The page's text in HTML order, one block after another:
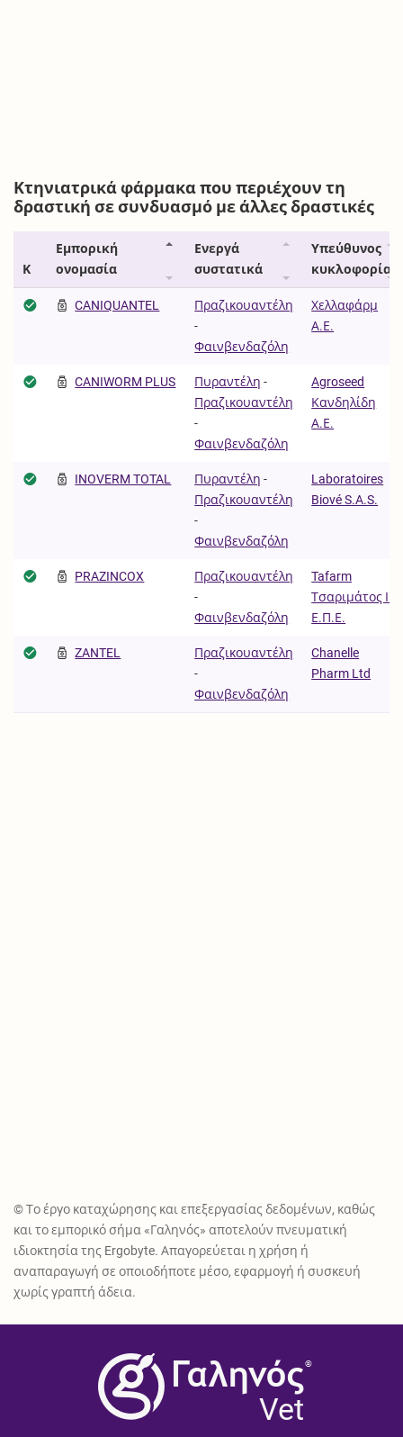
Κτηνιατρικά φάρμακα που περιέχουν τη
δραστική σε συνδυασμό με άλλες δραστικές
Κ
Εμπορική
ονομασία
Ενεργά
συστατικά
Υπεύθυνος
κυκλοφορίας
CANIQUANTEL
Πραζικουαντέλη
-
Φαινβενδαζόλη
Χελλαφάρμ
Α.Ε.
CANIWORM PLUS Πυραντέλη -
Πραζικουαντέλη
-
Φαινβενδαζόλη
Agroseed
Κανδηλίδη
Α.Ε.
INOVERM TOTAL Πυραντέλη -
Πραζικουαντέλη
-
Φαινβενδαζόλη
Laboratoires
Biové S.A.S.
PRAZINCOX
Πραζικουαντέλη
-
Φαινβενδαζόλη
Tafarm
Τσαριμάτος Ι.
Ε.Π.Ε.
ZANTEL
Πραζικουαντέλη
-
Φαινβενδαζόλη
Chanelle
Pharm Ltd
© Το έργο καταχώρησης και επεξεργασίας δεδομένων, καθώς
και το εμπορικό σήμα «Γαληνός» αποτελούν πνευματική
ιδιοκτησία της Ergobyte. Απαγορεύεται η χρήση ή
αναπαραγωγή σε οποιοδήποτε μέσο, εφαρμογή ή συσκευή
χωρίς γραπτή άδεια.
®
Vet